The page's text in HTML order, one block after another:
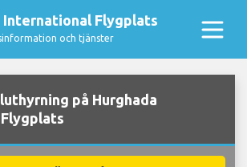
International Flygplats
och tjänster
på Hurghada